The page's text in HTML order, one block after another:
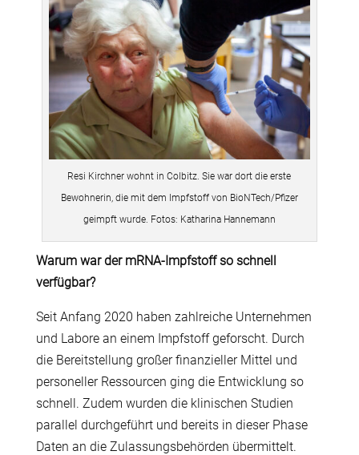
Resi Kirchner wohnt in Colbitz. Sie war dort die erste
Bewohnerin, die mit dem Impfstoff von BioNTech/Pfizer
geimpft wurde. Fotos: Katharina Hannemann
Warum war der mRNA-Impfstoff so schnell
verfügbar?
Seit Anfang 2020 haben zahlreiche Unternehmen
und Labore an einem Impfstoff geforscht. Durch
die Bereitstellung großer finanzieller Mittel und
personeller Ressourcen ging die Entwicklung so
schnell. Zudem wurden die klinischen Studien
parallel durchgeführt und bereits in dieser Phase
Daten an die Zulassungsbehörden übermittelt.